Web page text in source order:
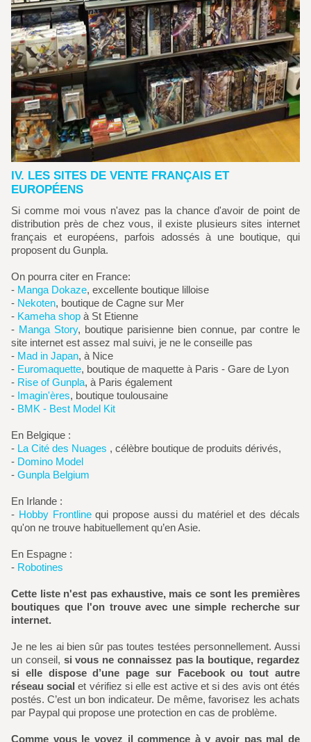
IV. LES SITES DE VENTE FRANÇAIS ET
EUROPÉENS
Si comme moi vous n'avez pas la chance d'avoir de point de
distribution près de chez vous, il existe plusieurs sites internet
français et européens, parfois adossés à une boutique, qui
proposent du Gunpla.
On pourra citer en France:
- Manga Dokaze, excellente boutique lilloise
- Nekoten, boutique de Cagne sur Mer
- Kameha shop à St Etienne
- Manga Story, boutique parisienne bien connue, par contre le
site internet est assez mal suivi, je ne le conseille pas
- Mad in Japan, à Nice
- Euromaquette, boutique de maquette à Paris - Gare de Lyon
- Rise of Gunpla, à Paris également
- Imagin'ères, boutique toulousaine
- BMK - Best Model Kit
En Belgique :
- La Cité des Nuages , célèbre boutique de produits dérivés,
- Domino Model
- Gunpla Belgium
En Irlande :
- Hobby Frontlinequi propose aussi du matériel et des décals
qu'on ne trouve habituellement qu’en Asie.
En Espagne :
- Robotines
Cette liste n'est pas exhaustive, mais ce sont les premières
boutiques que l'on trouve avec une simple recherche sur
internet.
Je ne les ai bien sûr pas toutes testées personnellement. Aussi
un conseil, si vous ne connaissez pas la boutique, regardez
si elle dispose d’une page sur Facebook ou tout autre
réseau social et vérifiez si elle est active et si des avis ont étés
postés. C’est un bon indicateur. De même, favorisez les achats
par Paypal qui propose une protection en cas de problème.
Comme vous le voyez il commence à y avoir pas mal de